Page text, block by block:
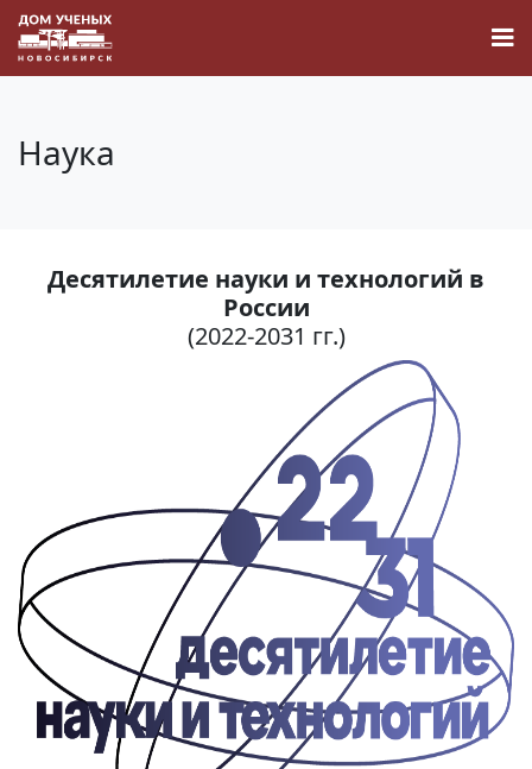
Наука
О Доме учёных
Виртуальный тур
Контакты
Вакансии
Наука
Десятилетие науки и технологий в
России
(2022-2031 гг.)